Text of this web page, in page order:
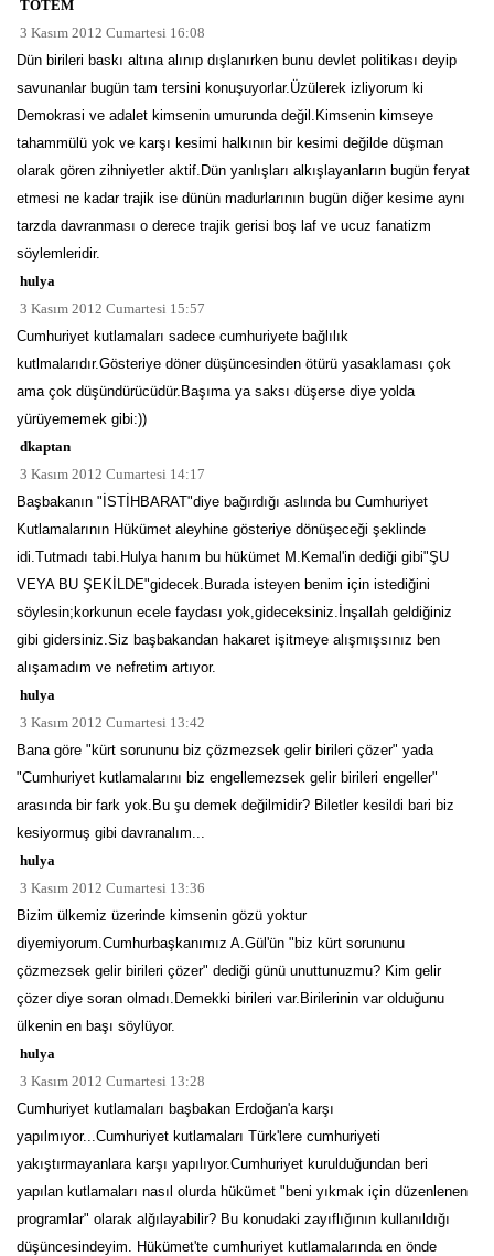
TOTEM
3 Kasım 2012 Cumartesi 16:08
Dün birileri baskı altına alınıp dışlanırken bunu devlet politikası deyip
savunanlar bugün tam tersini konuşuyorlar.Üzülerek izliyorum ki
Demokrasi ve adalet kimsenin umurunda değil.Kimsenin kimseye
tahammülü yok ve karşı kesimi halkının bir kesimi değilde düşman
olarak gören zihniyetler aktif.Dün yanlışları alkışlayanların bugün feryat
etmesi ne kadar trajik ise dünün madurlarının bugün diğer kesime aynı
tarzda davranması o derece trajik gerisi boş laf ve ucuz fanatizm
söylemleridir.
hulya
3 Kasım 2012 Cumartesi 15:57
Cumhuriyet kutlamaları sadece cumhuriyete bağlılık
kutlmalarıdır.Gösteriye döner düşüncesinden ötürü yasaklaması çok
ama çok düşündürücüdür.Başıma ya saksı düşerse diye yolda
yürüyememek gibi:))
dkaptan
3 Kasım 2012 Cumartesi 14:17
Başbakanın "İSTİHBARAT"diye bağırdığı aslında bu Cumhuriyet
Kutlamalarının Hükümet aleyhine gösteriye dönüşeceği şeklinde
idi.Tutmadı tabi.Hulya hanım bu hükümet M.Kemal'in dediği gibi"ŞU
VEYA BU ŞEKİLDE"gidecek.Burada isteyen benim için istediğini
söylesin;korkunun ecele faydası yok,gideceksiniz.İnşallah geldiğiniz
gibi gidersiniz.Siz başbakandan hakaret işitmeye alışmışsınız ben
alışamadım ve nefretim artıyor.
hulya
3 Kasım 2012 Cumartesi 13:42
Bana göre "kürt sorununu biz çözmezsek gelir birileri çözer" yada
"Cumhuriyet kutlamalarını biz engellemezsek gelir birileri engeller"
arasında bir fark yok.Bu şu demek değilmidir? Biletler kesildi bari biz
kesiyormuş gibi davranalım...
hulya
3 Kasım 2012 Cumartesi 13:36
Bizim ülkemiz üzerinde kimsenin gözü yoktur
diyemiyorum.Cumhurbaşkanımız A.Gül'ün "biz kürt sorununu
çözmezsek gelir birileri çözer" dediği günü unuttunuzmu? Kim gelir
çözer diye soran olmadı.Demekki birileri var.Birilerinin var olduğunu
ülkenin en başı söylüyor.
hulya
3 Kasım 2012 Cumartesi 13:28
Cumhuriyet kutlamaları başbakan Erdoğan'a karşı
yapılmıyor...Cumhuriyet kutlamaları Türk'lere cumhuriyeti
yakıştırmayanlara karşı yapılıyor.Cumhuriyet kurulduğundan beri
yapılan kutlamaları nasıl olurda hükümet "beni yıkmak için düzenlenen
programlar" olarak alğılayabilir? Bu konudaki zayıflığının kullanıldığı
düşüncesindeyim. Hükümet'te cumhuriyet kutlamalarında en önde